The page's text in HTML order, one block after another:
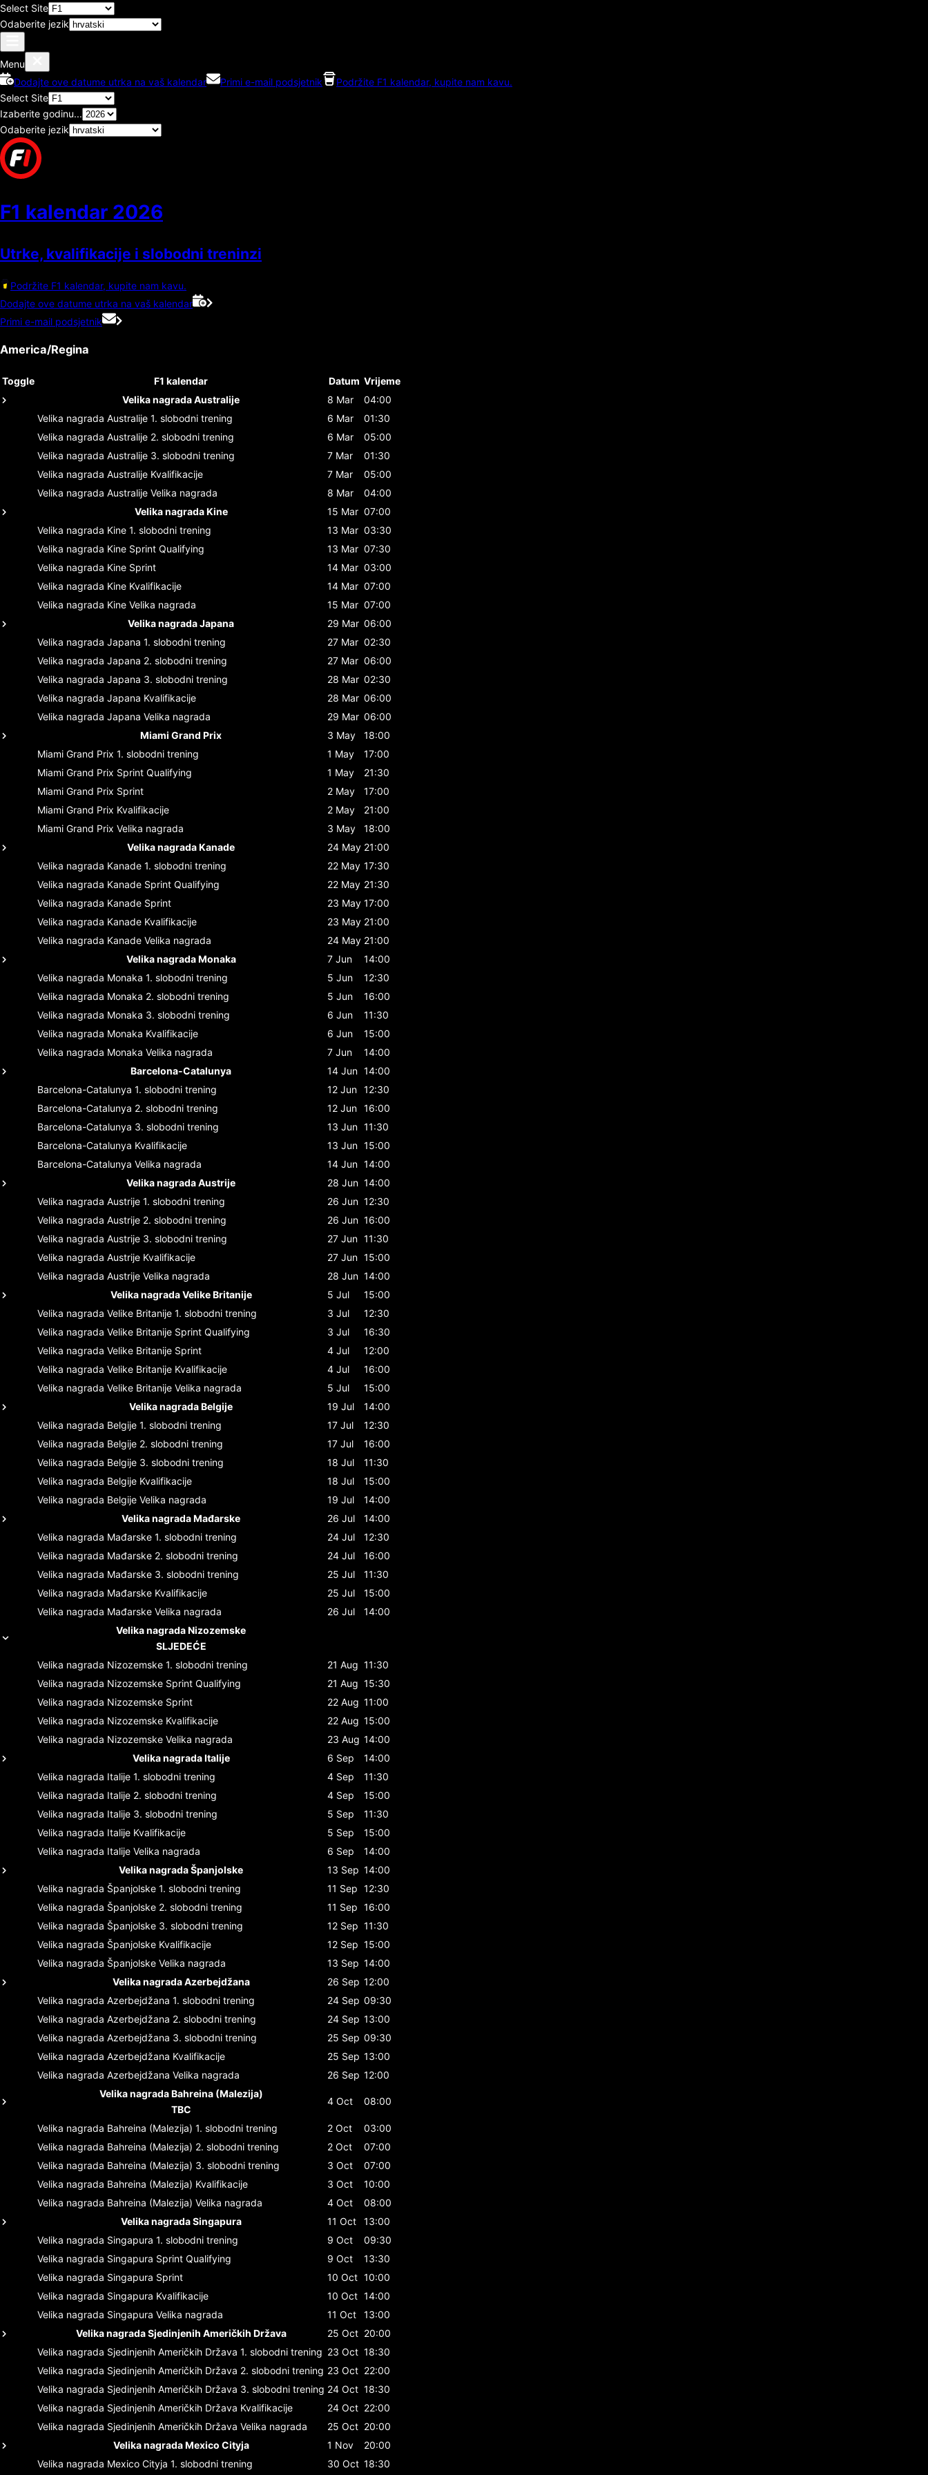
Select Site
Odaberite jezik
Menu
Dodajte ove datume utrka na vaš kalendar
Primi e-mail podsjetnik
Podržite F1 kalendar, kupite nam kavu.
Select Site
Izaberite godinu...
Odaberite jezik
F1 kalendar 2026
Utrke, kvalifikacije i slobodni treninzi
Podržite F1 kalendar, kupite nam kavu.
Dodajte ove datume utrka na vaš kalendar
Primi e-mail podsjetnik
America/Regina
Toggle F1 kalendar Datum Vrijeme
Velika nagrada Australije
8 Mar
04:00
Velika nagrada Australije 1. slobodni trening 6 Mar
01:30
Velika nagrada Australije 2. slobodni trening 6 Mar
05:00
Velika nagrada Australije 3. slobodni trening 7 Mar
01:30
Velika nagrada Australije Kvalifikacije 7 Mar
05:00
Velika nagrada Australije Velika nagrada 8 Mar
04:00
Velika nagrada Kine
15 Mar 07:00
Velika nagrada Kine 1. slobodni trening 13 Mar 03:30
Velika nagrada Kine Sprint Qualifying 13 Mar 07:30
Velika nagrada Kine Sprint 14 Mar 03:00
Velika nagrada Kine Kvalifikacije 14 Mar 07:00
Velika nagrada Kine Velika nagrada 15 Mar 07:00
Velika nagrada Japana
29 Mar 06:00
Velika nagrada Japana 1. slobodni trening 27 Mar 02:30
Velika nagrada Japana 2. slobodni trening 27 Mar 06:00
Velika nagrada Japana 3. slobodni trening 28 Mar 02:30
Velika nagrada Japana Kvalifikacije 28 Mar 06:00
Velika nagrada Japana Velika nagrada 29 Mar 06:00
Miami Grand Prix
3 May
18:00
Miami Grand Prix 1. slobodni trening 1 May
17:00
Miami Grand Prix Sprint Qualifying 1 May
21:30
Miami Grand Prix Sprint 2 May
17:00
Miami Grand Prix Kvalifikacije 2 May
21:00
Miami Grand Prix Velika nagrada 3 May
18:00
Velika nagrada Kanade
24 May 21:00
Velika nagrada Kanade 1. slobodni trening 22 May 17:30
Velika nagrada Kanade Sprint Qualifying 22 May 21:30
Velika nagrada Kanade Sprint 23 May 17:00
Velika nagrada Kanade Kvalifikacije 23 May 21:00
Velika nagrada Kanade Velika nagrada 24 May 21:00
Velika nagrada Monaka
7 Jun
14:00
Velika nagrada Monaka 1. slobodni trening 5 Jun
12:30
Velika nagrada Monaka 2. slobodni trening 5 Jun
16:00
Velika nagrada Monaka 3. slobodni trening 6 Jun
11:30
Velika nagrada Monaka Kvalifikacije 6 Jun
15:00
Velika nagrada Monaka Velika nagrada 7 Jun
14:00
Barcelona-Catalunya
14 Jun 14:00
Barcelona-Catalunya 1. slobodni trening 12 Jun 12:30
Barcelona-Catalunya 2. slobodni trening 12 Jun 16:00
Barcelona-Catalunya 3. slobodni trening 13 Jun 11:30
Barcelona-Catalunya Kvalifikacije 13 Jun 15:00
Barcelona-Catalunya Velika nagrada 14 Jun 14:00
Velika nagrada Austrije
28 Jun 14:00
Velika nagrada Austrije 1. slobodni trening 26 Jun 12:30
Velika nagrada Austrije 2. slobodni trening 26 Jun 16:00
Velika nagrada Austrije 3. slobodni trening 27 Jun 11:30
Velika nagrada Austrije Kvalifikacije 27 Jun 15:00
Velika nagrada Austrije Velika nagrada 28 Jun 14:00
Velika nagrada Velike Britanije
5 Jul
15:00
Velika nagrada Velike Britanije 1. slobodni trening 3 Jul
12:30
Velika nagrada Velike Britanije Sprint Qualifying 3 Jul
16:30
Velika nagrada Velike Britanije Sprint 4 Jul
12:00
Velika nagrada Velike Britanije Kvalifikacije 4 Jul
16:00
Velika nagrada Velike Britanije Velika nagrada 5 Jul
15:00
Velika nagrada Belgije
19 Jul
14:00
Velika nagrada Belgije 1. slobodni trening 17 Jul
12:30
Velika nagrada Belgije 2. slobodni trening 17 Jul
16:00
Velika nagrada Belgije 3. slobodni trening 18 Jul
11:30
Velika nagrada Belgije Kvalifikacije 18 Jul
15:00
Velika nagrada Belgije Velika nagrada 19 Jul
14:00
Velika nagrada Mađarske
26 Jul
14:00
Velika nagrada Mađarske 1. slobodni trening 24 Jul
12:30
Velika nagrada Mađarske 2. slobodni trening 24 Jul
16:00
Velika nagrada Mađarske 3. slobodni trening 25 Jul
11:30
Velika nagrada Mađarske Kvalifikacije 25 Jul
15:00
Velika nagrada Mađarske Velika nagrada 26 Jul
14:00
Velika nagrada Nizozemske
SLJEDEĆE
Velika nagrada Nizozemske 1. slobodni trening 21 Aug 11:30
Velika nagrada Nizozemske Sprint Qualifying 21 Aug 15:30
Velika nagrada Nizozemske Sprint 22 Aug 11:00
Velika nagrada Nizozemske Kvalifikacije 22 Aug 15:00
Velika nagrada Nizozemske Velika nagrada 23 Aug 14:00
Velika nagrada Italije
6 Sep
14:00
Velika nagrada Italije 1. slobodni trening 4 Sep
11:30
Velika nagrada Italije 2. slobodni trening 4 Sep
15:00
Velika nagrada Italije 3. slobodni trening 5 Sep
11:30
Velika nagrada Italije Kvalifikacije 5 Sep
15:00
Velika nagrada Italije Velika nagrada 6 Sep
14:00
Velika nagrada Španjolske
13 Sep 14:00
Velika nagrada Španjolske 1. slobodni trening 11 Sep 12:30
Velika nagrada Španjolske 2. slobodni trening 11 Sep 16:00
Velika nagrada Španjolske 3. slobodni trening 12 Sep 11:30
Velika nagrada Španjolske Kvalifikacije 12 Sep 15:00
Velika nagrada Španjolske Velika nagrada 13 Sep 14:00
Velika nagrada Azerbejdžana
26 Sep 12:00
Velika nagrada Azerbejdžana 1. slobodni trening 24 Sep 09:30
Velika nagrada Azerbejdžana 2. slobodni trening 24 Sep 13:00
Velika nagrada Azerbejdžana 3. slobodni trening 25 Sep 09:30
Velika nagrada Azerbejdžana Kvalifikacije 25 Sep 13:00
Velika nagrada Azerbejdžana Velika nagrada 26 Sep 12:00
Velika nagrada Bahreina (Malezija)
TBC
4 Oct 08:00
Velika nagrada Bahreina (Malezija) 1. slobodni trening 2 Oct
03:00
Velika nagrada Bahreina (Malezija) 2. slobodni trening 2 Oct
07:00
Velika nagrada Bahreina (Malezija) 3. slobodni trening 3 Oct
07:00
Velika nagrada Bahreina (Malezija) Kvalifikacije 3 Oct
10:00
Velika nagrada Bahreina (Malezija) Velika nagrada 4 Oct
08:00
Velika nagrada Singapura
11 Oct
13:00
Velika nagrada Singapura 1. slobodni trening 9 Oct
09:30
Velika nagrada Singapura Sprint Qualifying 9 Oct
13:30
Velika nagrada Singapura Sprint 10 Oct 10:00
Velika nagrada Singapura Kvalifikacije 10 Oct 14:00
Velika nagrada Singapura Velika nagrada 11 Oct
13:00
Velika nagrada Sjedinjenih Američkih Država
25 Oct 20:00
Velika nagrada Sjedinjenih Američkih Država 1. slobodni trening 23 Oct 18:30
Velika nagrada Sjedinjenih Američkih Država 2. slobodni trening 23 Oct 22:00
Velika nagrada Sjedinjenih Američkih Država 3. slobodni trening 24 Oct 18:30
Velika nagrada Sjedinjenih Američkih Država Kvalifikacije 24 Oct 22:00
Velika nagrada Sjedinjenih Američkih Država Velika nagrada 25 Oct 20:00
Velika nagrada Mexico Cityja
1 Nov
20:00
Velika nagrada Mexico Cityja 1. slobodni trening 30 Oct 18:30